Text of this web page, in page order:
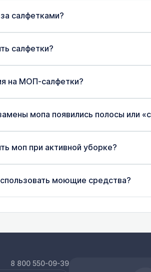
салфетками?
салфетки?
на МОП-салфетки?
мопа появились полосы или
моп при активной уборке?
моющие средства?
8 800 550-09-39